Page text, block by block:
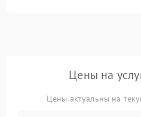
Цены на
Цены актуальны на